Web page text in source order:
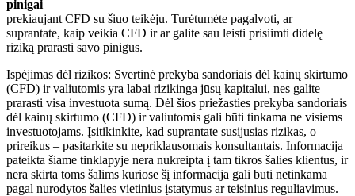
pinigai
prekiaujant CFD su šiuo teikėju. Turėtumėte pagalvoti, ar
suprantate, kaip veikia CFD ir ar galite sau leisti prisiimti didelę
riziką prarasti savo pinigus.
Ispėjimas dėl rizikos: Svertinė prekyba sandoriais dėl kainų skirtumo
(CFD) ir valiutomis yra labai rizikinga jūsų kapitalui, nes galite
prarasti visa investuota sumą. Dėl šios priežasties prekyba sandoriais
dėl kainų skirtumo (CFD) ir valiutomis gali būti tinkama ne visiems
investuotojams. Įsitikinkite, kad suprantate susijusias rizikas, o
prireikus – pasitarkite su nepriklausomais konsultantais. Informacija
pateikta šiame tinklapyje nera nukreipta į tam tikros šalies klientus, ir
nera skirta toms šalims kuriose šį informacija gali būti netinkama
pagal nurodytos šalies vietinius įstatymus ar teisinius reguliavimus.